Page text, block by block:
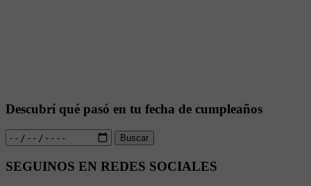
Descubrí qué pasó en tu fecha de cumpleaños
Buscar
SEGUINOS EN REDES SOCIALES